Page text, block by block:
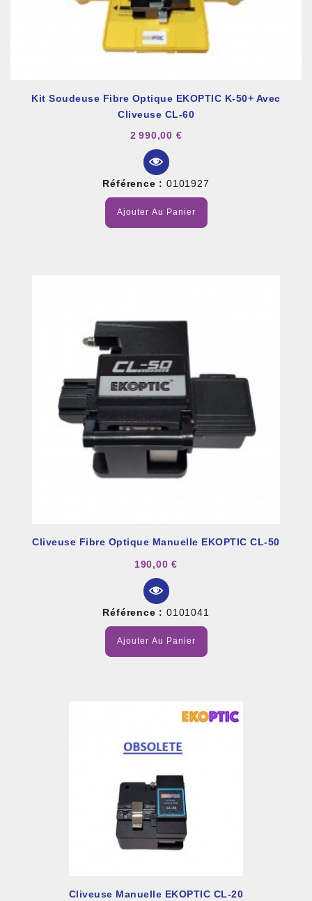
Kit Soudeuse Fibre Optique EKOPTIC K-50+ Avec
Cliveuse CL-60
2 990,00 €
Référence : 0101927
Ajouter Au Panier
Cliveuse Fibre Optique Manuelle EKOPTIC CL-50
190,00 €
Référence : 0101041
Ajouter Au Panier
Cliveuse Manuelle EKOPTIC CL-20